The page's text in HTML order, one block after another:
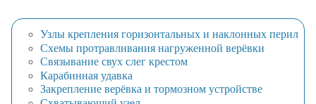
Узлы крепления горизонтальных и наклонных перил
Схемы протравливания нагруженной верёвки
Связывание свух слег крестом
Карабинная удавка
Закрепление верёвка и тормозном устройстве